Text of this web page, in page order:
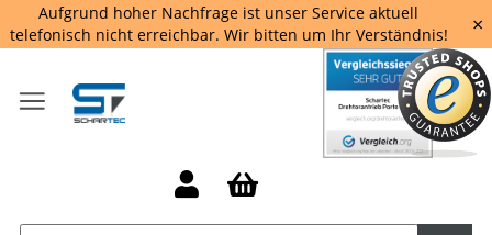
Aufgrund hoher Nachfrage ist unser Service aktuell
telefonisch nicht erreichbar. Wir bitten um Ihr Verständnis!
×